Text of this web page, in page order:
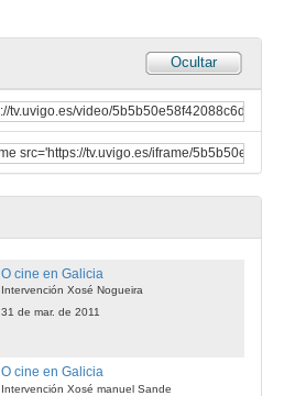
Ocultar
31 de mar. de 2011
O sector da animación
O cine en Galicia
Intervención Xosé Nogueira
31 de mar. de 2011
O cine en Galicia
Intervención Xosé manuel Sande